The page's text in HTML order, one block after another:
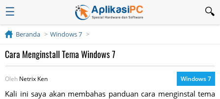
☰
Beranda Windows 7
Cara Menginstall Tema Windows 7
Oleh Netrix Ken Windows 7
Kali ini saya akan membahas panduan cara menginstal tema